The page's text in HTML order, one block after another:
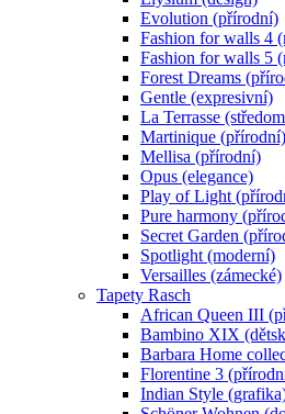
Evolution (přírodní)
Fashion for walls 4
Fashion for walls 5
Forest Dreams
Gentle (expresivní)
La Terrasse
Martinique (přírodní)
Mellisa (přírodní)
Opus (elegance)
Play of Light
Pure harmony
Secret Garden
Spotlight (moderní)
Versailles (zámecké)
Tapety Rasch
African Queen III
Bambino XIX
Barbara Home
Florentine 3
Indian Style